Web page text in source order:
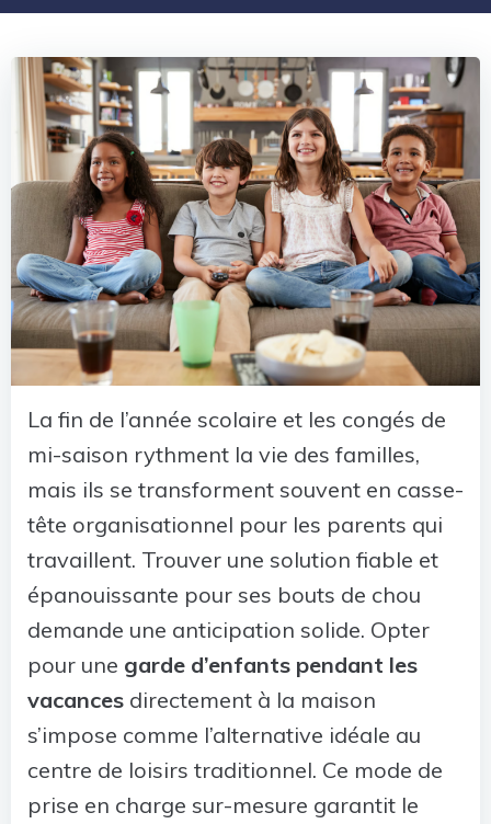
La fin de l’année scolaire et les congés de
mi-saison rythment la vie des familles,
mais ils se transforment souvent en casse-
tête organisationnel pour les parents qui
travaillent. Trouver une solution fiable et
épanouissante pour ses bouts de chou
demande une anticipation solide. Opter
pour une garde d’enfants pendant les
vacances directement à la maison
s’impose comme l’alternative idéale au
centre de loisirs traditionnel. Ce mode de
prise en charge sur-mesure garantit le